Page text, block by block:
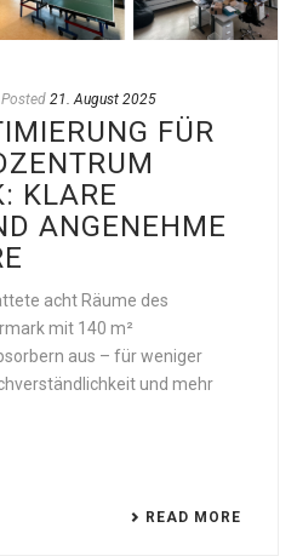
Posted 21. August 2025
FÜR
KLARE
ANGENEHME
acht Räume des
mit 140 m²
aus – für weniger
und mehr
READ MORE